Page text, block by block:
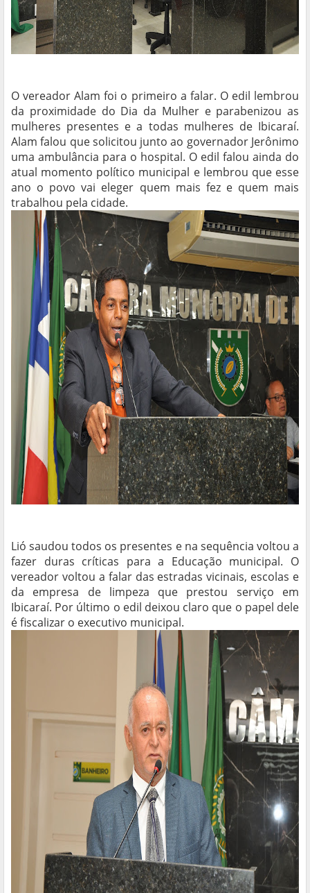
O vereador Alam foi o primeiro a falar. O edil lembrou
da proximidade do Dia da Mulher e parabenizou as
mulheres presentes e a todas mulheres de Ibicaraí.
Alam falou que solicitou junto ao governador Jerônimo
uma ambulância para o hospital. O edil falou ainda do
atual momento político municipal e lembrou que esse
ano o povo vai eleger quem mais fez e quem mais
trabalhou pela cidade.
Lió saudou todos os presentes e na sequência voltou a
fazer duras críticas para a Educação municipal. O
vereador voltou a falar das estradas vicinais, escolas e
da empresa de limpeza que prestou serviço em
Ibicaraí. Por último o edil deixou claro que o papel dele
é fiscalizar o executivo municipal.